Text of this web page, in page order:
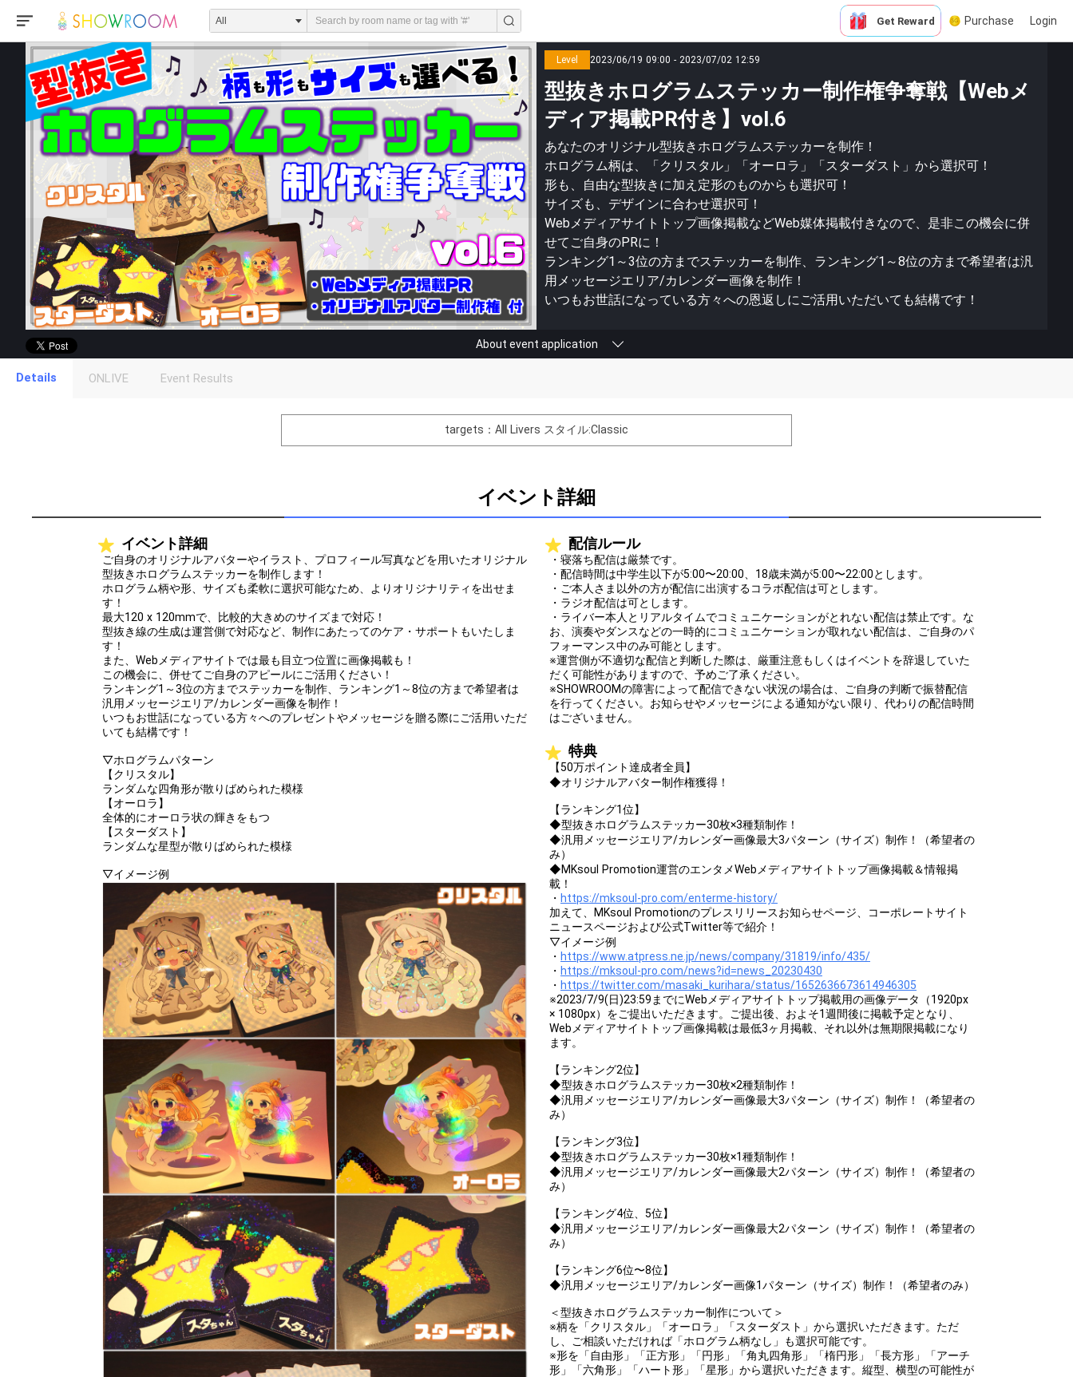
Get Reward Purchase Login
Level 2023/06/19 09:00 - 2023/07/02 12:59
型抜きホログラムステッカー制作権争奪戦【Webメ
ディア掲載PR付き】vol.6
あなたのオリジナル型抜きホログラムステッカーを制作！
ホログラム柄は、「クリスタル」「オーロラ」「スターダスト」から選択可！
形も、自由な型抜きに加え定形のものからも選択可！
サイズも、デザインに合わせ選択可！
Webメディアサイトトップ画像掲載などWeb媒体掲載付きなので、是非この機会に併
せてご自身のPRに！
ランキング1～3位の方までステッカーを制作、ランキング1～8位の方まで希望者は汎
用メッセージエリア/カレンダー画像を制作！
いつもお世話になっている方々への恩返しにご活用いただいても結構です！
About event application
Level Points
Event Begins!
Throw gifts to the stage and join the live performance.
First, try throwing free Stars (once a day)! You can also charge Show Gold to purchase gifts
(available from 1 JPY)! When you continue to send gifts to the performer(s), the performer's
popularity ranking and your ranking go up.
To cheer on performers, you can send them gifts.
To send performers paid items, you must use Show Gold.
Comments
You can post comments. Please refrain from posting comments that may offend performers or
other users.
Close
Details ONLIVE Event Results
targets：All Livers スタイル:Classic
イベント詳細
イベント詳細
ご自身のオリジナルアバターやイラスト、プロフィール写真などを用いたオリジナル
型抜きホログラムステッカーを制作します！
ホログラム柄や形、サイズも柔軟に選択可能なため、よりオリジナリティを出せま
す！
最大120 x 120mmで、比較的大きめのサイズまで対応！
型抜き線の生成は運営側で対応など、制作にあたってのケア・サポートもいたしま
す！
また、Webメディアサイトでは最も目立つ位置に画像掲載も！
この機会に、併せてご自身のアピールにご活用ください！
ランキング1～3位の方までステッカーを制作、ランキング1～8位の方まで希望者は
汎用メッセージエリア/カレンダー画像を制作！
いつもお世話になっている方々へのプレゼントやメッセージを贈る際にご活用いただ
いても結構です！
▽ホログラムパターン
【クリスタル】
ランダムな四角形が散りばめられた模様
【オーロラ】
全体的にオーロラ状の輝きをもつ
【スターダスト】
ランダムな星型が散りばめられた模様
▽イメージ例
配信ルール
・寝落ち配信は厳禁です。
・配信時間は中学生以下が5:00〜20:00、18歳未満が5:00〜22:00とします。
・ご本人さま以外の方が配信に出演するコラボ配信は可とします。
・ラジオ配信は可とします。
・ライバー本人とリアルタイムでコミュニケーションがとれない配信は禁止です。な
お、演奏やダンスなどの一時的にコミュニケーションが取れない配信は、ご自身のパ
フォーマンス中のみ可能とします。
※運営側が不適切な配信と判断した際は、厳重注意もしくはイベントを辞退していた
だく可能性がありますので、予めご了承ください。
※SHOWROOMの障害によって配信できない状況の場合は、ご自身の判断で振替配信
を行ってください。お知らせやメッセージによる通知がない限り、代わりの配信時間
はございません。
特典
【50万ポイント達成者全員】
◆オリジナルアバター制作権獲得！
【ランキング1位】
◆型抜きホログラムステッカー30枚×3種類制作！
◆汎用メッセージエリア/カレンダー画像最大3パターン（サイズ）制作！（希望者の
み）
◆MKsoul Promotion運営のエンタメWebメディアサイトトップ画像掲載＆情報掲
載！
・ https://mksoul-pro.com/enterme-history/
加えて、MKsoul Promotionのプレスリリースお知らせページ、コーポレートサイト
ニュースページおよび公式Twitter等で紹介！
▽イメージ例
・ https://www.atpress.ne.jp/news/company/31819/info/435/
・ https://mksoul-pro.com/news?id=news_20230430
・ https://twitter.com/masaki_kurihara/status/1652636673614946305
※2023/7/9(日)23:59までにWebメディアサイトトップ掲載用の画像データ（1920px
× 1080px）をご提出いただきます。ご提出後、およそ1週間後に掲載予定となり、
Webメディアサイトトップ画像掲載は最低3ヶ月掲載、それ以外は無期限掲載になり
ます。
【ランキング2位】
◆型抜きホログラムステッカー30枚×2種類制作！
◆汎用メッセージエリア/カレンダー画像最大3パターン（サイズ）制作！（希望者の
み）
【ランキング3位】
◆型抜きホログラムステッカー30枚×1種類制作！
◆汎用メッセージエリア/カレンダー画像最大2パターン（サイズ）制作！（希望者の
み）
【ランキング4位、5位】
◆汎用メッセージエリア/カレンダー画像最大2パターン（サイズ）制作！（希望者の
み）
【ランキング6位〜8位】
◆汎用メッセージエリア/カレンダー画像1パターン（サイズ）制作！（希望者のみ）
＜型抜きホログラムステッカー制作について＞
※柄を「クリスタル」「オーロラ」「スターダスト」から選択いただきます。ただ
し、ご相談いただければ「ホログラム柄なし」も選択可能です。
※形を「自由形」「正方形」「円形」「角丸四角形」「楕円形」「長方形」「アーチ
形」「六角形」「ハート形」「星形」から選択いただきます。縦型、横型の可能性が